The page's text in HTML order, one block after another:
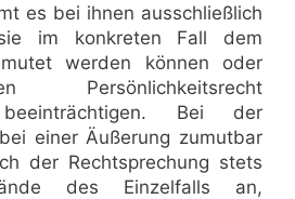
es bei ihnen ausschließlich
im konkreten Fall dem
werden können oder
Persönlichkeitsrecht
beeinträchtigen. Bei der
einer Äußerung zumutbar
der Rechtsprechung stets
des Einzelfalls an,